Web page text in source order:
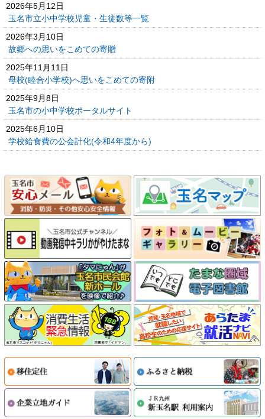
2026年5月12日
玉名市立小中学校児童・生徒数等一覧
2026年3月10日
故郷への思いをこめての寄贈
2025年11月11日
母校(睦合小学校)へ思いをこめての寄附
2025年9月8日
玉名市の小中学校ポータルサイト
2025年6月10日
学校給食費の公会計化(令和4年度から)